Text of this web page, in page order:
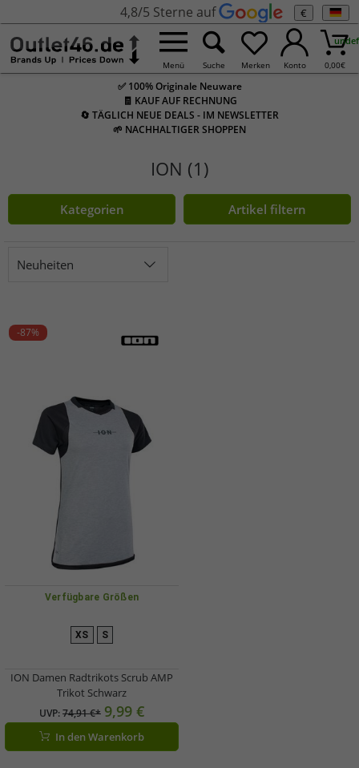
4,8/5 Sterne auf €
Menü Suche Merken Konto 0,00€
✅ 100% Originale Neuware
🧾 KAUF AUF RECHNUNG
🔄 TÄGLICH NEUE DEALS - IM NEWSLETTER
🌱 NACHHALTIGER SHOPPEN
ION (1)
Kategorien Artikel filtern
Neuheiten
-87%
Verfügbare Größen
XS S
ION Damen Radtrikots Scrub AMP
Trikot Schwarz
UVP:74,91 €* 9,99 €
In den Warenkorb